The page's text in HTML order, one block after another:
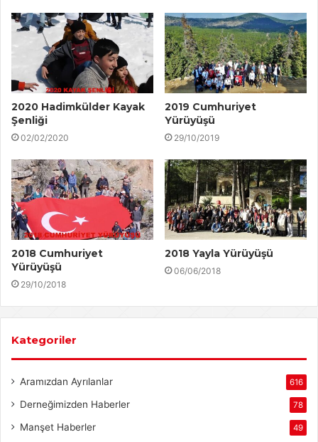
2020 Hadimkülder Kayak
Şenliği
02/02/2020
2019 Cumhuriyet
Yürüyüşü
29/10/2019
2018 Cumhuriyet
Yürüyüşü
29/10/2018
2018 Yayla Yürüyüşü
06/06/2018
Kategoriler
Aramızdan Ayrılanlar 616
Derneğimizden Haberler 78
Manşet Haberler 49